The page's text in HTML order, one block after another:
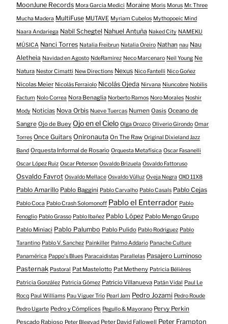
MoonJune Records Mora Garcia Medici Moraine Moris Morus Mr. Three
Mucha Madera MultiFuse MUTAVE Myriam Cubelos Mythopoeic Mind
Naara Andariega Nabil Schegtel Nahuel Antuña Naked City NAMEKU
MÚSICA Nanci Torres Natalia Freibrun Natalia Oreiro Nathan nau Nau
Aletheia Navidad en Agosto NdeRamirez Neco Marcenaro Neil Young Ne
Natura Nestor Cimatti New Directions Nexus Nico Fantelli Nico Goñez
Nicolas Meier Nicolás Ferraiolo Nicolás Ojeda Nirvana Niuncobre Nobilis
Factum Nolo Correa Nora Benaglia Norberto Ramos Noro Morales Noshir
Mody Noticias Nova Orbis Nueve Tuercas Numen Oasis Oceano de
Sangre Ojo de Buey Ojo en el Cielo Olga Orozco Oliverio Girondo Omar
Torres Once Guitars Onironauta On The Raw Original Dixieland Jazz
Band Orquesta Informal de Rosario Orquesta Metafísica Oscar Fasanelli
Oscar López Ruiz Oscar Peterson Osvaldo Brizuela Osvaldo Fattoruso
Osvaldo Favrot Osvaldo Mellace Osvaldo Vülluz Oveja Negra OXO 11X8
Pablo Amarillo Pablo Baggini Pablo Carvalho Pablo Casals Pablo Cejas
Pablo Coca Pablo Crash Solomonoff Pablo el Enterrador Pablo
Fenoglio Pablo Grasso Pablo Ibañez Pablo López Pablo Mengo Grupo
Pablo Miniaci Pablo Palumbo Pablo Pulido Pablo Rodriguez Pablo
Tarantino Pablo V. Sanchez Painkiller Palmo Addario Panache Culture
Panamérica Pappo's Blues Paracaidistas Parallelas Pasajero Luminoso
Pasternak Pastoral Pat Mastelotto Pat Metheny Patricia Bélières
Patricia González Patricia Gómez Patricio Villanueva Patán Vidal Paul Le
Rocq Paul Williams Pau Viguer Trío Pearl Jam Pedro Jozami Pedro Roude
Pedro Ugarte Pedro y Cómplices Pegullo & Mayorano Pervy Perkin
Pescado Rabioso Peter Blegvad Peter David Fallowell Peter Frampton